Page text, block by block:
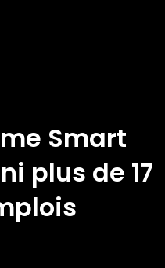
Smart
plus de 17